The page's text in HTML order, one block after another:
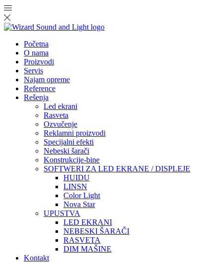
Početna
O nama
Proizvodi
Servis
Najam opreme
Reference
Rešenja
Led ekrani
Rasveta
Ozvučenje
Reklamni proizvodi
Specijalni efekti
Nebeski šarači
Konstrukcije-bine
SOFTWERI ZA LED EKRANE / DISPLEJE
HUIDU
LINSN
Color Light
Nova Star
UPUSTVA
LED EKRANI
NEBESKI ŠARAČI
RASVETA
DIM MAŠINE
Kontakt